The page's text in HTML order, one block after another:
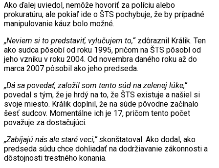
Ako ďalej uviedol, nemôže hovoriť za políciu alebo
prokuratúru, ale pokiaľ ide o ŠTS pochybuje, že by prípadné
manipulovanie káuz bolo možné.
„Neviem si to predstaviť, vylučujem to,“ zdôraznil Králik. Ten
ako sudca pôsobí od roku 1995, pričom na ŠTS pôsobí od
jeho vzniku v roku 2004. Od novembra daného roku až do
marca 2007 pôsobil ako jeho predseda.
„Dá sa povedať, založil som tento súd na zelenej lúke,“
povedal s tým, že je hrdý na to, že ŠTS existuje a našiel si
svoje miesto. Králik doplnil, že na súde pôvodne začínalo
šesť sudcov. Momentálne ich je 17, pričom tento počet
považuje za dostačujúci.
„Zabíjajú nás ale staré veci,“ skonštatoval. Ako dodal, ako
predseda súdu chce dohliadať na dodržiavanie zákonnosti a
dôstojnosti trestného konania.